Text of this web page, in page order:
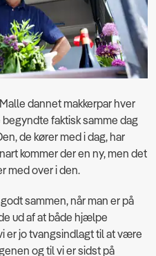
dannet makkerpar hver
faktisk samme dag
de kører med i dag, har
kommer der en ny, men det
med over i den.
sammen, når man er på
ud af at både hjælpe
er jo tvangsindlagt til at være
og til vi er sidst på